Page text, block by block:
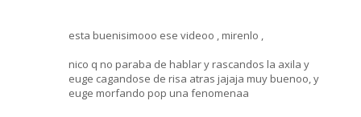
esta buenisimooo ese videoo , mirenlo ,
nico q no paraba de hablar y rascandos la axila y
euge cagandose de risa atras jajaja muy buenoo, y
euge morfando pop una fenomenaa